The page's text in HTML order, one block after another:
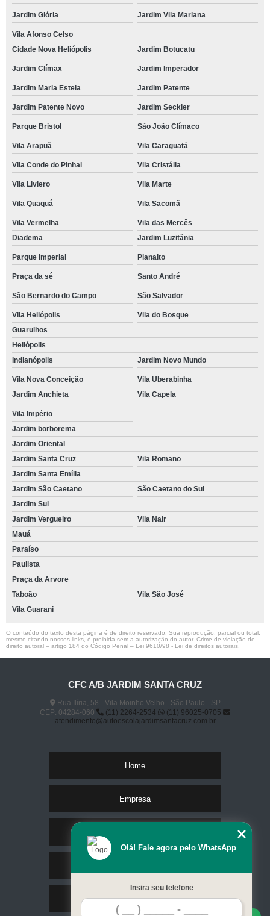
Jardim Glória Jardim Vila Mariana
Vila Afonso Celso
Cidade Nova Heliópolis
Jardim Botucatu
Jardim Clímax Jardim Imperador
Jardim Maria Estela Jardim Patente
Jardim Patente Novo Jardim Seckler
Parque Bristol São João Clímaco
Vila Arapuã Vila Caraguatá
Vila Conde do Pinhal Vila Cristália
Vila Liviero Vila Marte
Vila Quaquá Vila Sacomã
Vila Vermelha
Vila das Mercês
Diadema
Jardim Luzitânia
Parque Imperial Planalto
Praça da sé Santo André
São Bernardo do Campo São Salvador
Vila Heliópolis
Vila do Bosque
Guarulhos
Heliópolis
Indianópolis
Jardim Novo Mundo
Vila Nova Conceição
Vila Uberabinha
Jardim Anchieta
Vila Capela
Vila Império
Jardim borborema
Jardim Oriental
Jardim Santa Cruz
Vila Romano
Jardim Santa Emília
Jardim São Caetano
São Caetano do Sul
Jardim Sul
Jardim Vergueiro
Vila Nair
Mauá
Paraíso
Paulista
Praça da Arvore
Taboão
Vila São José
Vila Guarani
O conteúdo do texto desta página é de direito reservado. Sua reprodução, parcial ou total,
mesmo citando nossos links, é proibida sem a autorização do autor. Crime de violação de
direito autoral – artigo 184 do Código Penal – Lei 9610/98 - Lei de direitos autorais
CFC A/B JARDIM SANTA CRUZ
Rua Ilíria, 58 - Vila Moinho Velho - São Paulo - SP
CEP: 04284-060
(11) 2264-2534
(11) 96025-0705
atendimento@autoescolajardimsantacruz.com.br
Home
Empresa
Contato
Olá! Fale agora pelo WhatsApp
Insira seu telefone